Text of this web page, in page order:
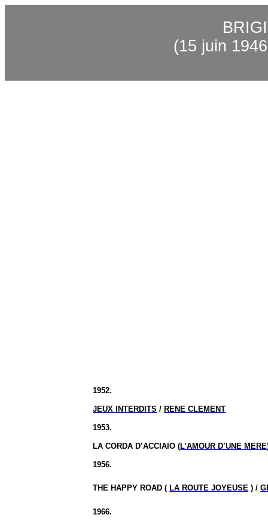
(15 juin
1952.
JEUX INTERDITS / RENE CLEMENT
1953.
LA CORDA D’ACCIAIO (L’AMOUR D’UNE MERE
1956.
THE HAPPY ROAD ( LA ROUTE JOYEUSE ) /
1966.